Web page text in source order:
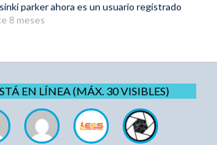
parkerahora es un usuario registrado
8 meses
EN LÍNEA (MÁX. 30 VISIBLES)